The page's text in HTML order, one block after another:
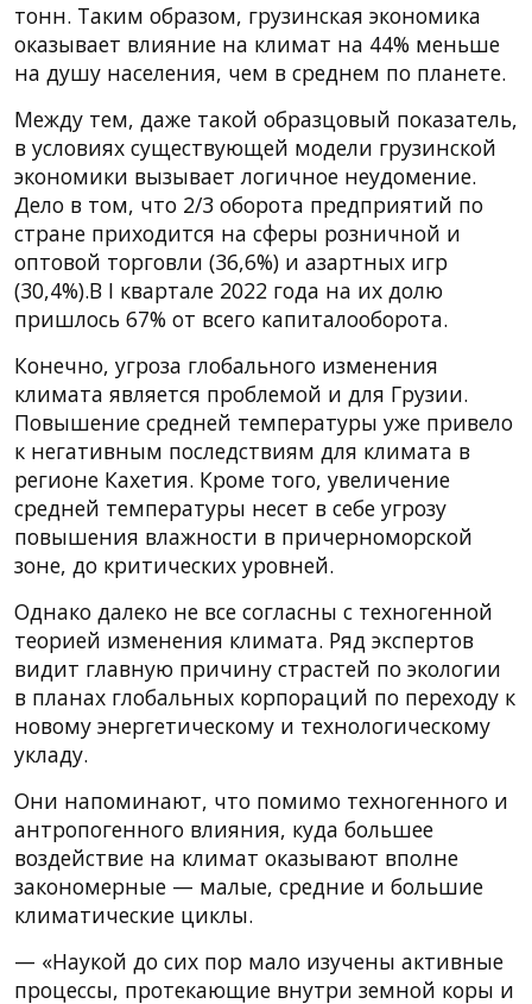
тонн. Таким образом, грузинская экономика
оказывает влияние на климат на 44% меньше
на душу населения, чем в среднем по планете.
Между тем, даже такой образцовый показатель,
в условиях существующей модели грузинской
экономики вызывает логичное неудомение.
Дело в том, что 2/3 оборота предприятий по
стране приходится на сферы розничной и
оптовой торговли (36,6%) и азартных игр
(30,4%).В I квартале 2022 года на их долю
пришлось 67% от всего капиталооборота.
Конечно, угроза глобального изменения
климата является проблемой и для Грузии.
Повышение средней температуры уже привело
к негативным последствиям для климата в
регионе Кахетия. Кроме того, увеличение
средней температуры несет в себе угрозу
повышения влажности в причерноморской
зоне, до критических уровней.
Однако далеко не все согласны с техногенной
теорией изменения климата. Ряд экспертов
видит главную причину страстей по экологии
в планах глобальных корпораций по переходу к
новому энергетическому и технологическому
укладу.
Они напоминают, что помимо техногенного и
антропогенного влияния, куда большее
воздействие на климат оказывают вполне
закономерные — малые, средние и большие
климатические циклы.
— «Наукой до сих пор мало изучены активные
процессы, протекающие внутри земной коры и